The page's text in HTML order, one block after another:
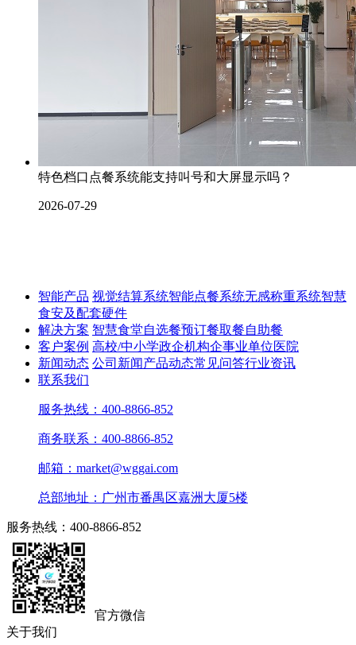
特色档口点餐系统能支持叫号和大屏显示吗？
2026-07-29
智能产品 视觉结算系统智能点餐系统无感称重系统智慧
食安及配套硬件
解决方案 智慧食堂自选餐预订餐取餐自助餐
客户案例 高校/中小学政企机构企事业单位医院
新闻动态 公司新闻产品动态常见问答行业资讯
联系我们
服务热线：400-8866-852
商务联系：400-8866-852
邮箱：market@wggai.com
总部地址：广州市番禺区嘉洲大厦5楼
服务热线：400-8866-852
官方微信
关于我们